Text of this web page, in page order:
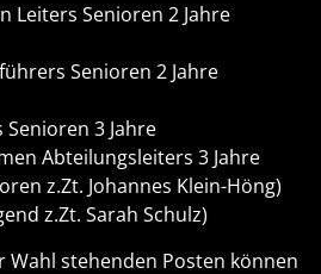
Leiters Senioren 2 Jahre
Senioren 2 Jahre
Senioren 3 Jahre
Abteilungsleiters 3 Jahre
z.Zt. Johannes Klein-Höng)
z.Zt. Sarah Schulz)
Wahl stehenden Posten können